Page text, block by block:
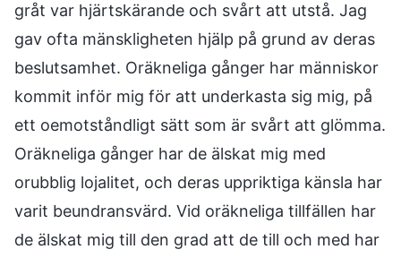
gråt var hjärtskärande och svårt att utstå. Jag
gav ofta mänskligheten hjälp på grund av deras
beslutsamhet. Oräkneliga gånger har människor
kommit inför mig för att underkasta sig mig, på
ett oemotståndligt sätt som är svårt att glömma.
Oräkneliga gånger har de älskat mig med
orubblig lojalitet, och deras uppriktiga känsla har
varit beundransvärd. Vid oräkneliga tillfällen har
de älskat mig till den grad att de till och med har